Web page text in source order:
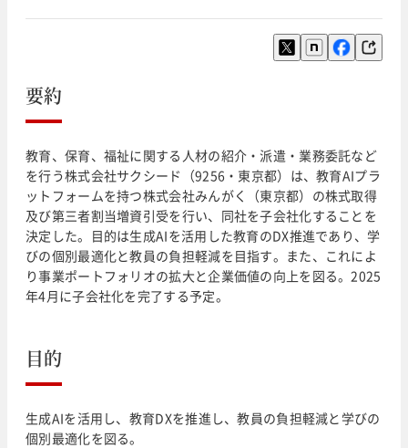
要約
教育、保育、福祉に関する人材の紹介・派遣・業務委託など
を行う株式会社サクシード（9256・東京都）は、教育AIプラ
ットフォームを持つ株式会社みんがく（東京都）の株式取得
及び第三者割当増資引受を行い、同社を子会社化することを
決定した。目的は生成AIを活用した教育のDX推進であり、学
びの個別最適化と教員の負担軽減を目指す。また、これによ
り事業ポートフォリオの拡大と企業価値の向上を図る。2025
年4月に子会社化を完了する予定。
目的
生成AIを活用し、教育DXを推進し、教員の負担軽減と学びの
個別最適化を図る。